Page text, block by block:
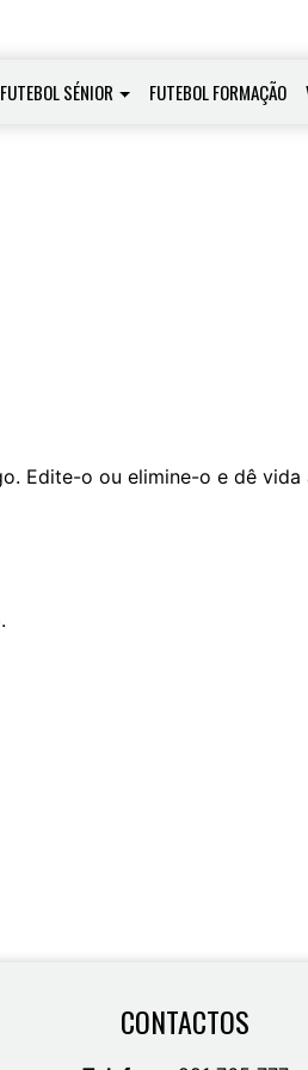
FUTEBOL SÉNIOR FUTEBOL FORMAÇÃO
Edite-o ou elimine-o e dê vida
CONTACTOS